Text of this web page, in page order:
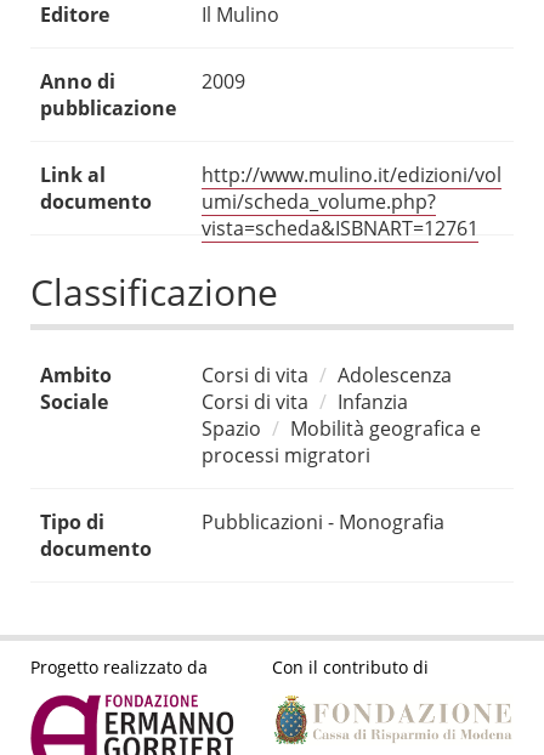
Editore Il Mulino
Anno di
pubblicazione
2009
Link al
documento
http://www.mulino.it/edizioni/vol
umi/scheda_volume.php?
vista=scheda&ISBNART=12761
Classificazione
Ambito
Sociale
Corsi di vita
Adolescenza
Corsi di vita
Infanzia
Spazio
Mobilità geografica e
processi migratori
Tipo di
documento
Pubblicazioni - Monografia
Progetto realizzato da Con il contributo di